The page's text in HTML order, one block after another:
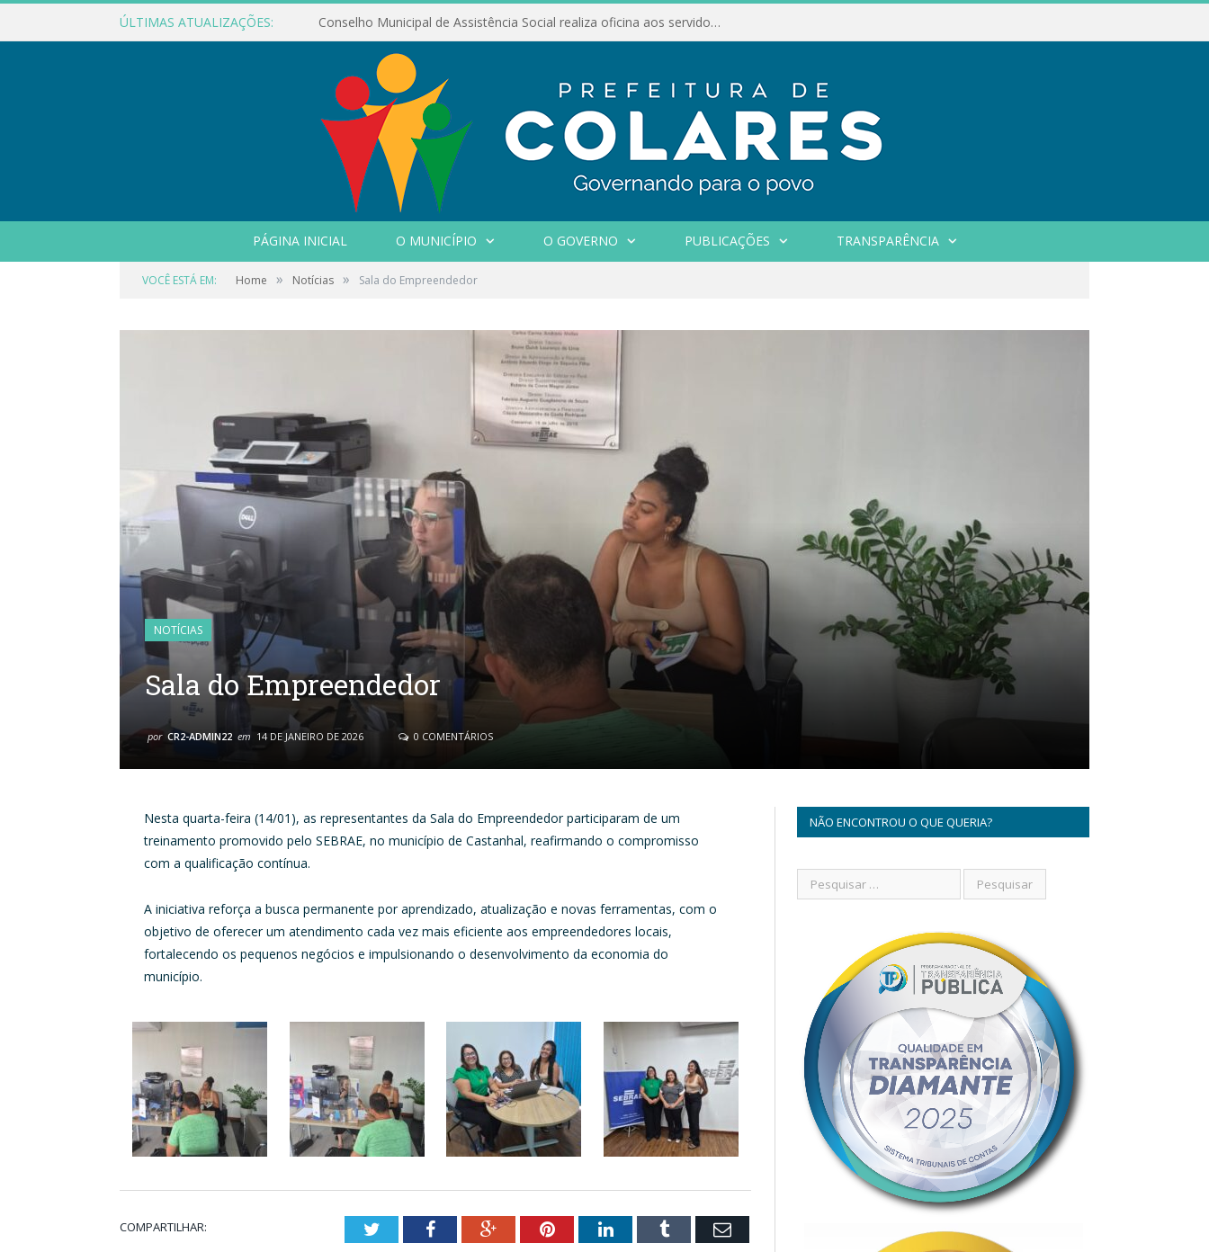
ÚLTIMAS ATUALIZAÇÕES: Conselho Municipal de Assistência Social realiza oficina aos servidores
PÁGINA INICIAL O MUNICÍPIO O GOVERNO PUBLICAÇÕES TRANSPARÊNCIA
VOCÊ ESTÁ EM: Home » Notícias » Sala do Empreendedor
NOTÍCIAS
Sala do Empreendedor
por CR2-ADMIN22 em 14 DE JANEIRO DE 2026 0 COMENTÁRIOS
Nesta quarta-feira (14/01), as representantes da Sala do Empreendedor participaram de um
treinamento promovido pelo SEBRAE, no município de Castanhal, reafirmando o compromisso
com a qualificação contínua.
A iniciativa reforça a busca permanente por aprendizado, atualização e novas ferramentas, com o
objetivo de oferecer um atendimento cada vez mais eficiente aos empreendedores locais,
fortalecendo os pequenos negócios e impulsionando o desenvolvimento da economia do
município.
COMPARTILHAR: TwitterFacebookGoogle+PinterestLinkedInTumblr Email
NÃO ENCONTROU O QUE QUERIA?